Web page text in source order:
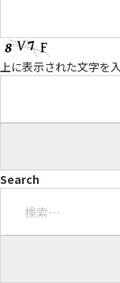
上に表示された文字を
Search